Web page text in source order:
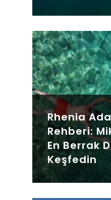
Rhenia
Rehberi:
En Berrak
Keşfedin